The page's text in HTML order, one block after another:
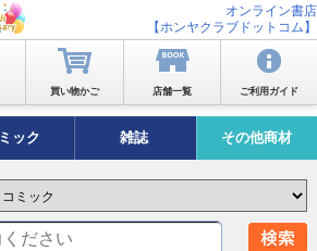
オンライン書店
【ホンヤクラブドットコム】
買い物かご 店舗一覧 ご利用ガイド
ック 雑誌 その他商材